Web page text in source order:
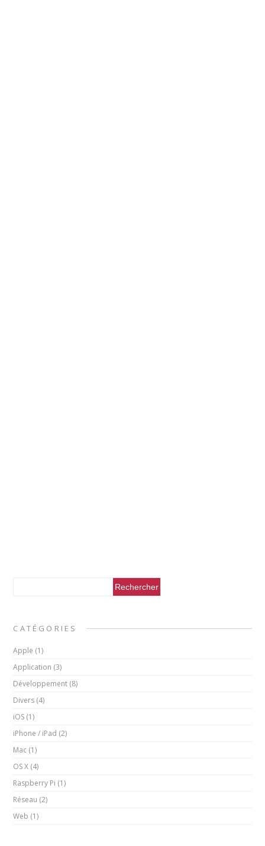
CATÉGORIES
Apple (1)
Application (3)
Développement (8)
Divers (4)
iOS (1)
iPhone / iPad (2)
Mac (1)
OS X (4)
Raspberry Pi (1)
Réseau (2)
Web (1)